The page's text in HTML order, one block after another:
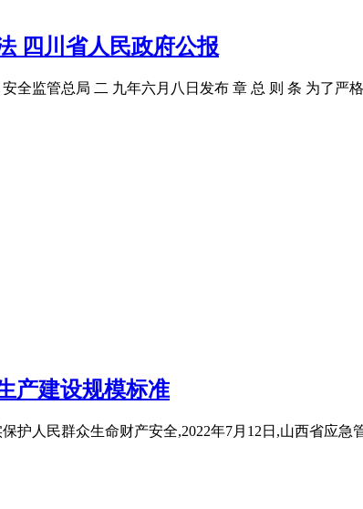
四川省人民政府公报
全监管总局 二 九年六月八日发布 章 总 则 条 为了
产建设规模标准
护人民群众生命财产安全,2022年7月12日,山西省应